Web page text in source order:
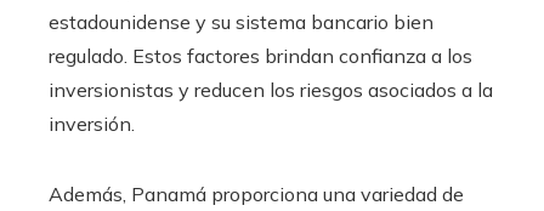
estadounidense y su sistema bancario bien
regulado. Estos factores brindan confianza a los
inversionistas y reducen los riesgos asociados a la
inversión.
Además, Panamá proporciona una variedad de